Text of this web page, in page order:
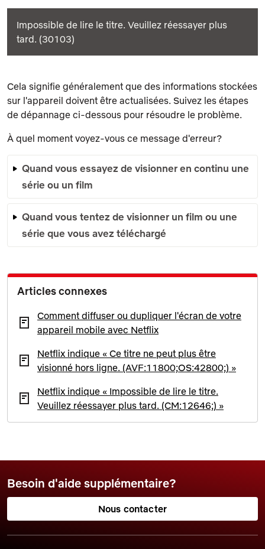
Impossible de lire le titre. Veuillez réessayer plus
tard. (30103)
Cela signifie généralement que des informations stockées
sur l'appareil doivent être actualisées. Suivez les étapes
de dépannage ci-dessous pour résoudre le problème.
À quel moment voyez-vous ce message d'erreur?
Quand vous essayez de visionner en continu une
série ou un film
Quand vous tentez de visionner un film ou une
série que vous avez téléchargé
Articles connexes
Comment diffuser ou dupliquer l'écran de votre
appareil mobile avec Netflix
Netflix indique « Ce titre ne peut plus être
visionné hors ligne. (AVF:11800;OS:42800;) »
Netflix indique « Impossible de lire le titre.
Veuillez réessayer plus tard. (CM:12646;) »
Besoin d'aide supplémentaire?
Nous contacter